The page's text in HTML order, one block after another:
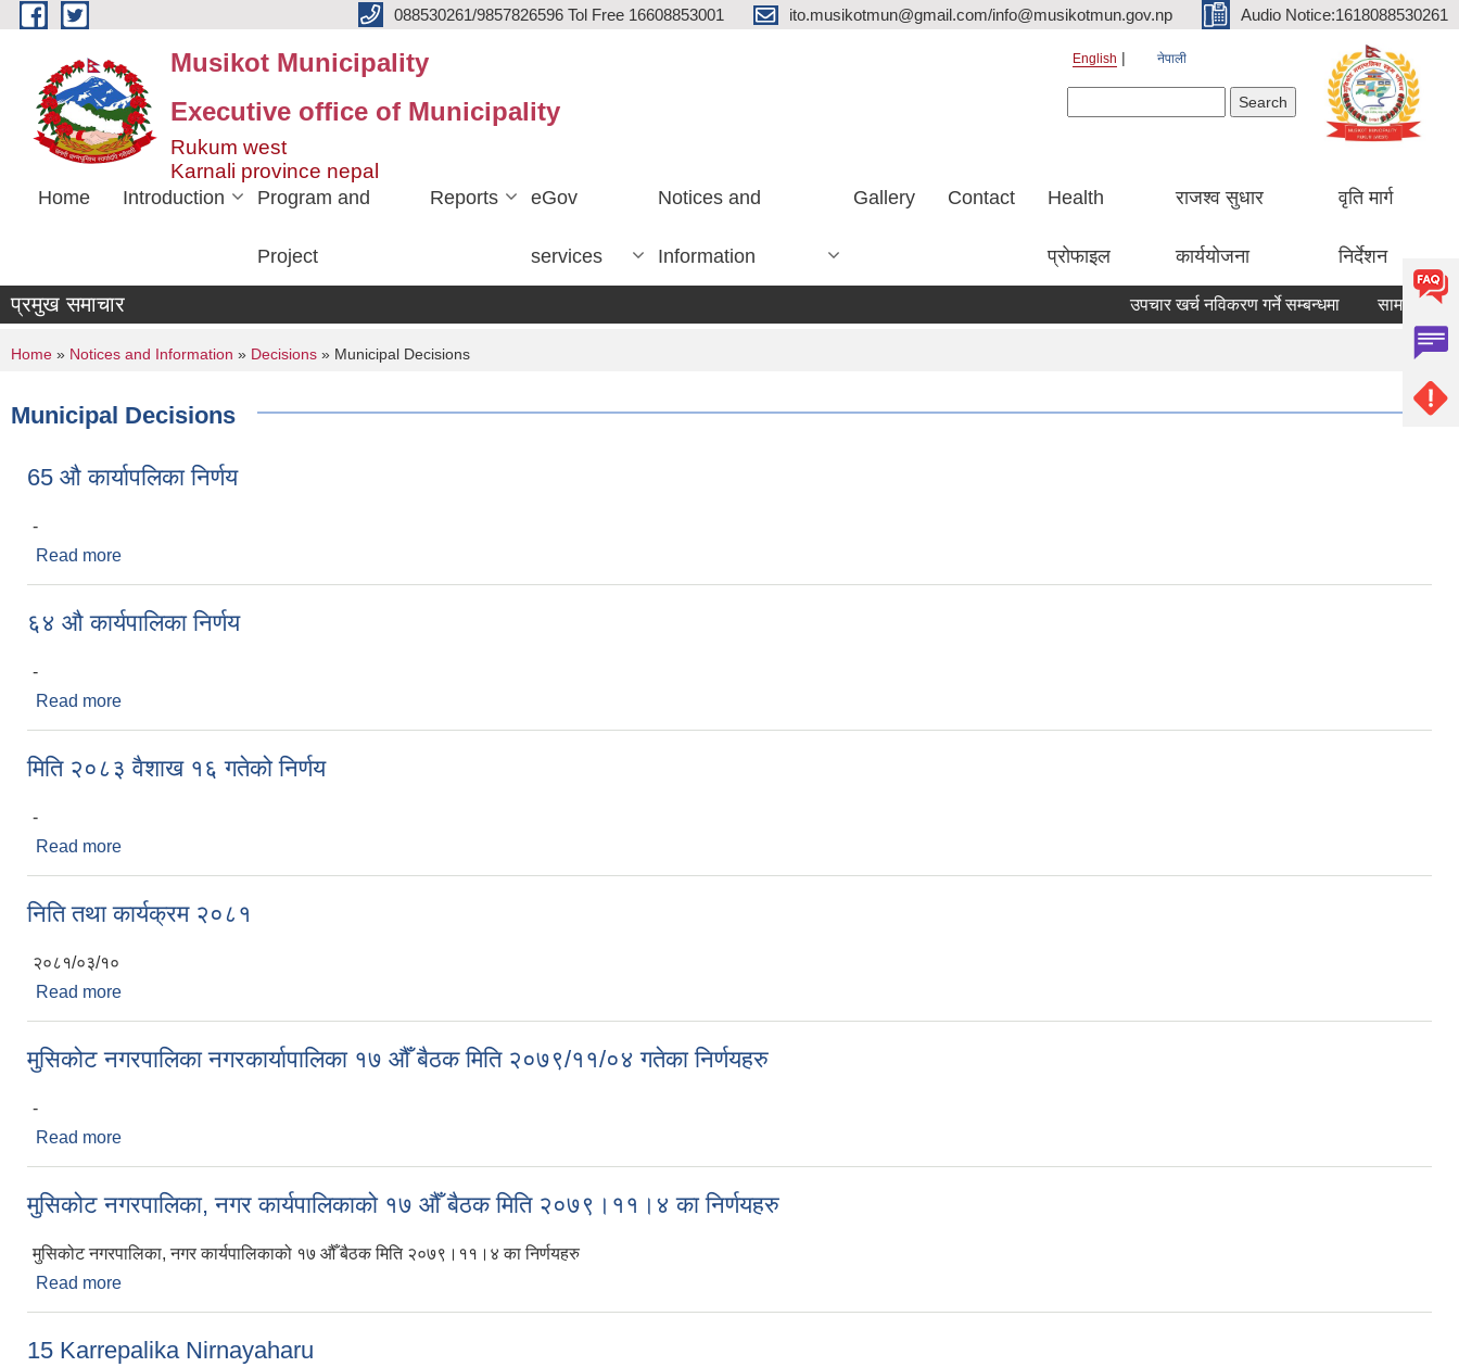
Skip to main content 088530261/9857826596 Tol Free 16608853001 ito.musikotmun@gmail.com/info@musikotmun.gov.np Audio Notice:1618088530261
Musikot Municipality
Executive office of Municipality
Rukum west
Karnali province nepal
English नेपाली
Home Introduction Program and
Project
Reports eGov
services
Notices and
Information
Gallery Contact Health
प्रोफाइल
राजश्व सुधार
कार्ययोजना
वृति मार्ग
निर्देशन
प्रमुख समाचार उपचार खर्च नविकरण गर्ने सम्बन्धमा
You are here
Home » Notices and Information » Decisions » Municipal Decisions
Municipal Decisions
65 औ कार्यापलिका निर्णय
-
Read more
६४ औ कार्यपालिका निर्णय
-
Read more
मिति २०८३ वैशाख १६ गतेको निर्णय
-
Read more
निति तथा कार्यक्रम २०८१
२०८१/०३/१०
Read more
मुसिकोट नगरपालिका नगरकार्यापालिका १७ औँ बैठक मिति २०७९/११/०४ गतेका निर्णयहरु
-
Read more
मुसिकोट नगरपालिका, नगर कार्यपालिकाको १७ औँ बैठक मिति २०७९।११।४ का निर्णयहरु
मुसिकोट नगरपालिका, नगर कार्यपालिकाको १७ औँ बैठक मिति २०७९।११।४ का निर्णयहरु
Read more
15 Karrepalika Nirnayaharu